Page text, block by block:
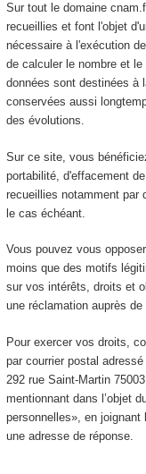
Sur tout le domaine
recueillies et font l'objet
nécessaire à l'exécution
de calculer le nombre et
données sont destinées à
conservées aussi
des évolutions.
Sur ce site, vous
portabilité, d'effacement
recueillies notamment par
le cas échéant.
Vous pouvez vous
moins que des motifs
sur vos intérêts, droits et
une réclamation auprès de
Pour exercer vos droits,
par courrier postal
292 rue Saint-Martin
mentionnant dans l’objet
personnelles», en joignant
une adresse de réponse.